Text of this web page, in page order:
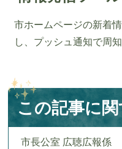
市ホームページの新着
し、プッシュ通知で周知
この記事に
市長公室 広聴広報係